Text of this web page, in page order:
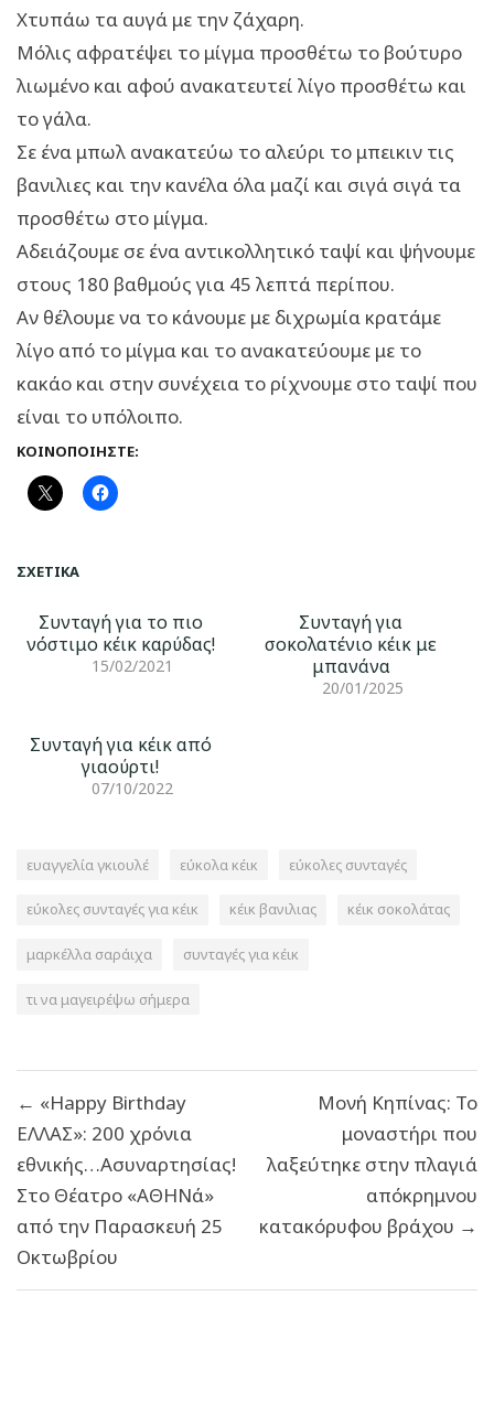
Χτυπάω τα αυγά με την ζάχαρη.
Μόλις αφρατέψει το μίγμα προσθέτω το βούτυρο
λιωμένο και αφού ανακατευτεί λίγο προσθέτω και
το γάλα.
Σε ένα μπωλ ανακατεύω το αλεύρι το μπεικιν τις
βανιλιες και την κανέλα όλα μαζί και σιγά σιγά τα
προσθέτω στο μίγμα.
Αδειάζουμε σε ένα αντικολλητικό ταψί και ψήνουμε
στους 180 βαθμούς για 45 λεπτά περίπου.
Αν θέλουμε να το κάνουμε με διχρωμία κρατάμε
λίγο από το μίγμα και το ανακατεύουμε με το
κακάο και στην συνέχεια το ρίχνουμε στο ταψί που
είναι το υπόλοιπο.
ΚΟΙΝΟΠΟΙΉΣΤΕ:
ΣΧΕΤΙΚΆ
Συνταγή για το πιο
νόστιμο κέικ καρύδας!
15/02/2021
Συνταγή για
σοκολατένιο κέικ με
μπανάνα
20/01/2025
Συνταγή για κέικ από
γιαούρτι!
07/10/2022
ευαγγελία γκιουλέ εύκολα κέικ εύκολες συνταγές
εύκολες συνταγές για κέικ κέικ βανιλιας κέικ σοκολάτας
μαρκέλλα σαράιχα συνταγές για κέικ
τι να μαγειρέψω σήμερα
άρθρων
← «Happy Birthday
ΕΛΛΑΣ»: 200 χρόνια
εθνικής…Ασυναρτησίας!
Στο Θέατρο «ΑΘΗΝά»
από την Παρασκευή 25
Οκτωβρίου
Μονή Κηπίνας: Το
μοναστήρι που
λαξεύτηκε στην πλαγιά
απόκρημνου
κατακόρυφου βράχου →